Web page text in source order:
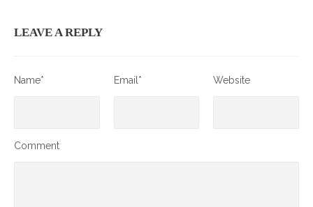
LEAVE A REPLY
Name* Email* Website
Comment